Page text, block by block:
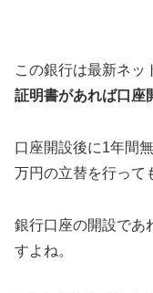
この銀行は最新ネッ
証明書があれば口座
口座開設後に1年間
万円の立替を行って
銀行口座の開設であ
すよね。